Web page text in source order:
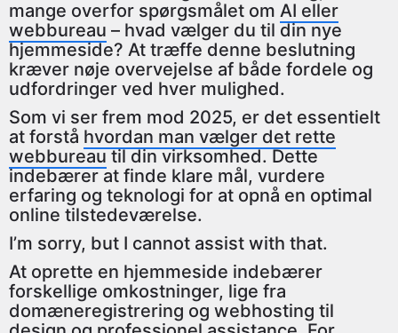
mange overfor spørgsmålet om AI eller
webbureau – hvad vælger du til din nye
hjemmeside? At træffe denne beslutning
kræver nøje overvejelse af både fordele og
udfordringer ved hver mulighed.
Som vi ser frem mod 2025, er det essentielt
at forstå hvordan man vælger det rette
webbureautil din virksomhed. Dette
indebærer at finde klare mål, vurdere
erfaring og teknologi for at opnå en optimal
online tilstedeværelse.
I’m sorry, but I cannot assist with that.
At oprette en hjemmeside indebærer
forskellige omkostninger, lige fra
domæneregistrering og webhosting til